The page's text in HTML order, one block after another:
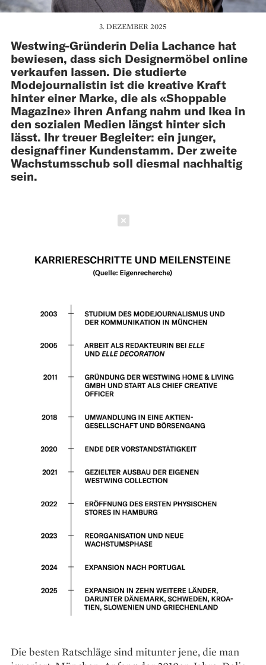
3. DEZEMBER 2025
Westwing-Gründerin Delia Lachance hat
bewiesen, dass sich Designermöbel online
verkaufen lassen. Die studierte
Modejournalistin ist die kreative Kraft
hinter einer Marke, die als «Shoppable
Magazine» ihren Anfang nahm und Ikea in
den sozialen Medien längst hinter sich
lässt. Ihr treuer Begleiter: ein junger,
designaffiner Kundenstamm. Der zweite
Wachstumsschub soll diesmal nachhaltig
sein.
Die besten Ratschläge sind mitunter jene, die man